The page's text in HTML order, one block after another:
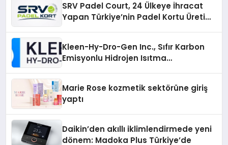
SRV Padel Court, 24 Ülkeye İhracat
Yapan Türkiye’nin Padel Kortu Üretim
Kleen-Hy-Dro-Gen Inc., Sıfır Karbon
Emisyonlu Hidrojen Isıtma
Marie Rose kozmetik sektörüne giriş
yaptı
Daikin’den akıllı iklimlendirmede yeni
dönem: Madoka Plus Türkiye’de